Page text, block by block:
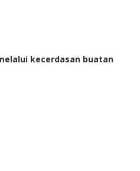
kecerdasan buatan